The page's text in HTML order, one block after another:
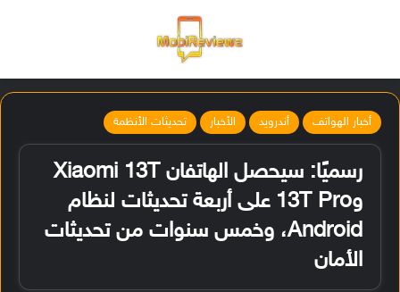
أخبار الهواتف أندرويد الأخبار تحديثات الأنظمة
رسميًا: سيحصل الهاتفان Xiaomi 13T
و13T Pro على أربعة تحديثات لنظام
Android، وخمس سنوات من تحديثات
الأمان